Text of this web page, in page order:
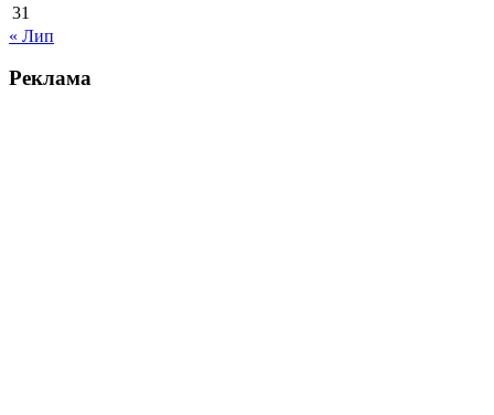
31
« Лип
Реклама